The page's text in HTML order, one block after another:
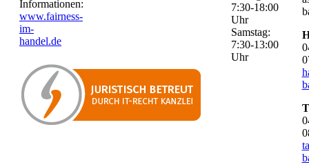
Informationen:
www.fairness-
im-
handel.de
7:30-18:00
Uhr
Samstag:
7:30-13:00
Uhr